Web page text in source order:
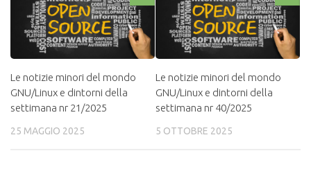
Le notizie minori del mondo
GNU/Linux e dintorni della
settimana nr 21/2025
25 MAGGIO 2025
Le notizie minori del mondo
GNU/Linux e dintorni della
settimana nr 40/2025
5 OTTOBRE 2025